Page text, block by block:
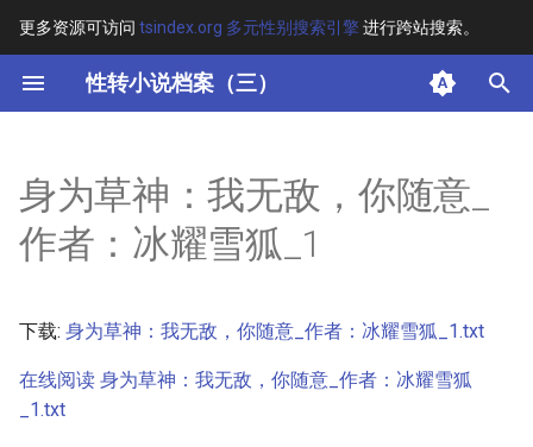
更多资源可访问 tsindex.org 多元性别搜索引擎进行跨站搜索。
性转小说档案（三）
键
开
始
索
其他信息
身为草神：我无敌，你随意_
作者：冰耀雪狐_1
下载: 身为草神：我无敌，你随意_作者：冰耀雪狐_1.txt
在线阅读 身为草神：我无敌，你随意_作者：冰耀雪狐
_1.txt